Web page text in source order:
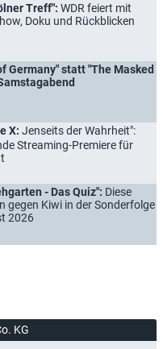
Treff": WDR feiert mit
Doku und Rückblicken
Germany" statt "The Masked
X: Jenseits der Wahrheit":
Streaming-Premiere für
- Das Quiz": Diese
gegen Kiwi in der Sonderfolge
2026
KG